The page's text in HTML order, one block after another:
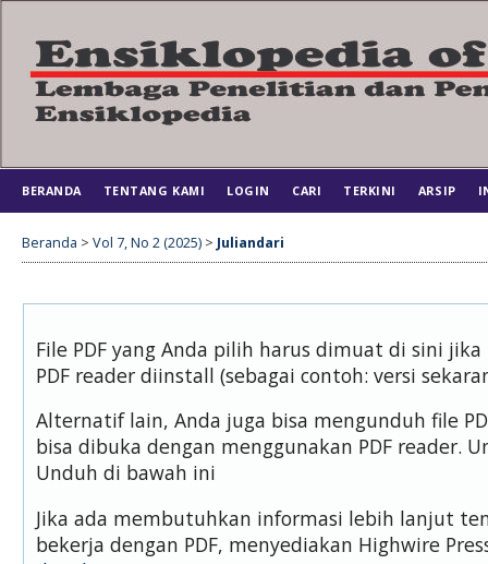
BERANDA TENTANG KAMI LOGIN CARI TERKINI ARSIP
Beranda > Vol 7, No 2 (2025) > Juliandari
File PDF yang Anda pilih harus dimuat di sini
PDF reader diinstall (sebagai contoh: versi
Alternatif lain, Anda juga bisa mengunduh file
bisa dibuka dengan menggunakan PDF reader.
Unduh di bawah ini
Jika ada membutuhkan informasi lebih lanjut
bekerja dengan PDF, menyediakan Highwire